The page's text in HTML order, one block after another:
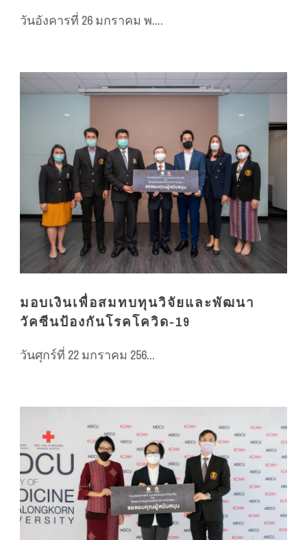
วันอังคารที่ 26 มกราคม พ....
มอบเงินเพื่อสมทบทุนวิจัยและพัฒนา
วัคซีนป้องกันโรคโควิด-19
วันศุกร์ที่ 22 มกราคม 256...